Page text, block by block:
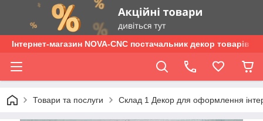
Інтернет-магазин NOVA-CNC постачальник декор товарів
Товари та послуги Склад 1 Декор для оформлення